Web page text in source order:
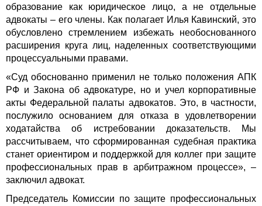
образование как юридическое лицо, а не отдельные
адвокаты – его члены. Как полагает Илья Кавинский, это
обусловлено стремлением избежать необоснованного
расширения круга лиц, наделенных соответствующими
процессуальными правами.
«Суд обоснованно применил не только положения АПК
РФ и Закона об адвокатуре, но и учел корпоративные
акты Федеральной палаты адвокатов. Это, в частности,
послужило основанием для отказа в удовлетворении
ходатайства об истребовании доказательств. Мы
рассчитываем, что сформированная судебная практика
станет ориентиром и поддержкой для коллег при защите
профессиональных прав в арбитражном процессе», –
заключил адвокат.
Председатель Комиссии по защите профессиональных